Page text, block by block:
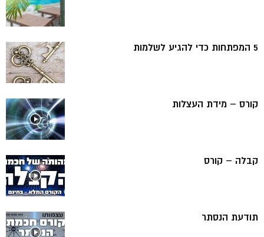
5 המפתחות כדי להגיע לשלמות
קורס – מידת העצלות
קבלה – קורס
תודעת הנסתר